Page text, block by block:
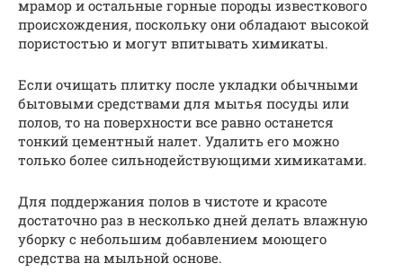
мрамор и остальные горные породы известкового
происхождения, поскольку они обладают высокой
пористостью и могут впитывать химикаты.
Если очищать плитку после укладки обычными
бытовыми средствами для мытья посуды или
полов, то на поверхности все равно останется
тонкий цементный налет. Удалить его можно
только более сильнодействующими химикатами.
Для поддержания полов в чистоте и красоте
достаточно раз в несколько дней делать влажную
уборку с небольшим добавлением моющего
средства на мыльной основе.